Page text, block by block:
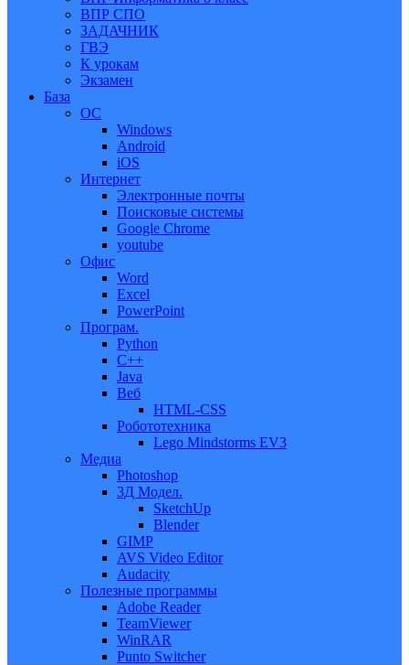
ВПР СПО
ЗАДАЧНИК
ГВЭ
К урокам
Экзамен
База
ОС
Windows
Android
iOS
Интернет
Электронные почты
Поисковые системы
Google Chrome
youtube
Офис
Word
Excel
PowerPoint
Програм.
Python
C++
Java
Веб
HTML-CSS
Робототехника
Lego Mindstorms EV3
Медиа
Photoshop
3Д Модел.
SketchUp
Blender
GIMP
AVS Video Editor
Audacity
Полезные программы
Adobe Reader
TeamViewer
WinRAR
Punto Switcher